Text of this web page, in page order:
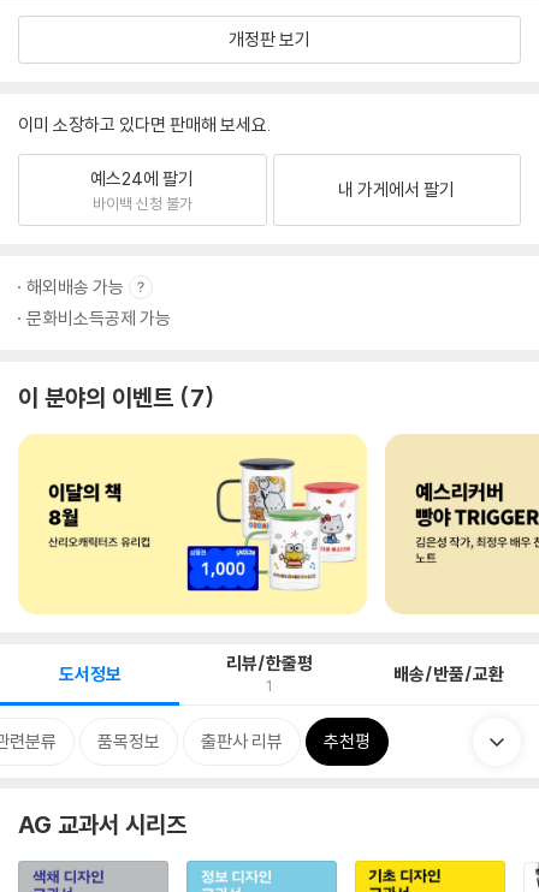
개정판 보기
이미 소장하고 있다면 판매해 보세요.
예스24에 팔기
바이백 신청 불가
내 가게에서 팔기
해외배송 가능
문화비소득공제 가능
이 분야의 이벤트 7
도서정보 리뷰/한줄평
1 배송/반품/교환
련분류 품목정보 출판사 리뷰 추천평
AG 교과서 시리즈